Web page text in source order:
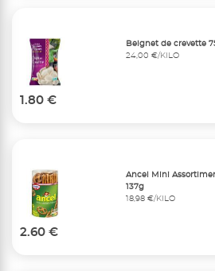
Beignet de crevette
24,00 €/KILO
1.80 €
Ancel Mini
137g
18,98 €/KILO
2.60 €